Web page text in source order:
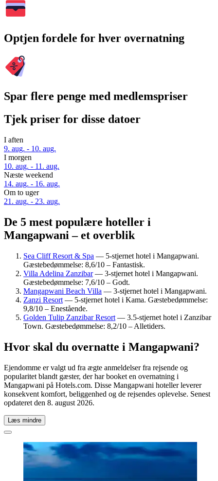
Optjen fordele for hver overnatning
Spar flere penge med medlemspriser
Tjek priser for disse datoer
I aften
9. aug. - 10. aug.
I morgen
10. aug. - 11. aug.
Næste weekend
14. aug. - 16. aug.
Om to uger
21. aug. - 23. aug.
De 5 mest populære hoteller i
Mangapwani – et overblik
Sea Cliff Resort & Spa — 5-stjernet hotel i Mangapwani.
Gæstebedømmelse: 8,6/10 – Fantastisk.
Villa Adelina Zanzibar— 3-stjernet hotel i Mangapwani.
Gæstebedømmelse: 7,6/10 – Godt.
Mangapwani Beach Villa — 3-stjernet hotel i Mangapwani.
Zanzi Resort — 5-stjernet hotel i Kama. Gæstebedømmelse:
9,8/10 – Enestående.
Golden Tulip Zanzibar Resort — 3.5-stjernet hotel i Zanzibar
Town. Gæstebedømmelse: 8,2/10 – Alletiders.
Hvor skal du overnatte i Mangapwani?
Ejendomme er valgt ud fra ægte anmeldelser fra rejsende og
popularitet blandt gæster, der har booket en overnatning i
Mangapwani på Hotels.com. Disse Mangapwani hoteller leverer
konsekvent komfort, beliggenhed og de rejsendes oplevelse. Senest
opdateret den 8. august 2026.
Læs mindre